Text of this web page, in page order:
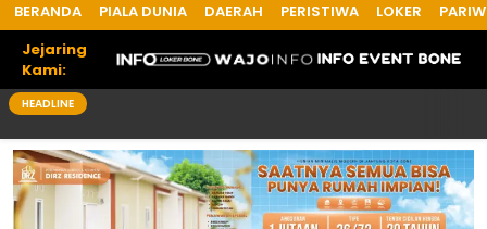
BERANDA PIALA DUNIA DAERAH PERISTIWA LOKER
Jejaring
Kami:
HEADLINE